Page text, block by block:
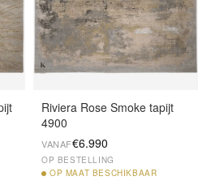
Riviera Rose Smoke tapijt
4900
VANAF€6.990
OP BESTELLING
OP MAAT BESCHIKBAAR